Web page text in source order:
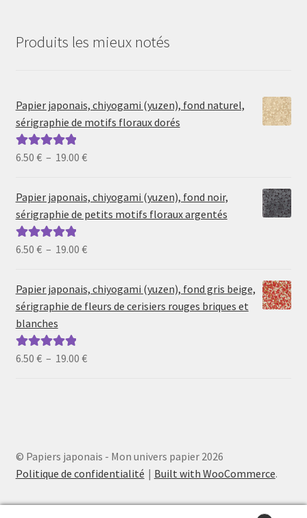
Produits les mieux notés
Papier japonais, chiyogami (yuzen), fond naturel,
sérigraphie de motifs floraux dorés
Note5.00sur
6.50 € – 19.00 €Plage
prix :
6.50 €
19.00 €
Papier japonais, chiyogami (yuzen), fond noir,
sérigraphie de petits motifs floraux argentés
Note5.00sur
6.50 € – 19.00 €Plage
prix :
6.50 €
Papier japonais, chiyogami (yuzen), fond gris beige,
sérigraphie de fleurs de cerisiers rouges briques et
blanches
Note5.00sur
6.50 € – 19.00 €Plage
© Papiers japonais - Mon univers papier 2026
Politique de confidentialité
Built with WooCommerce.